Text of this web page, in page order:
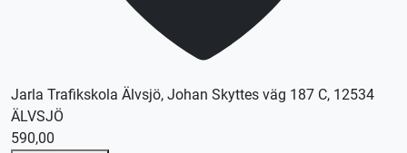
Jarla Trafikskola Älvsjö, Johan Skyttes väg 187 C, 12534
ÄLVSJÖ
590,00